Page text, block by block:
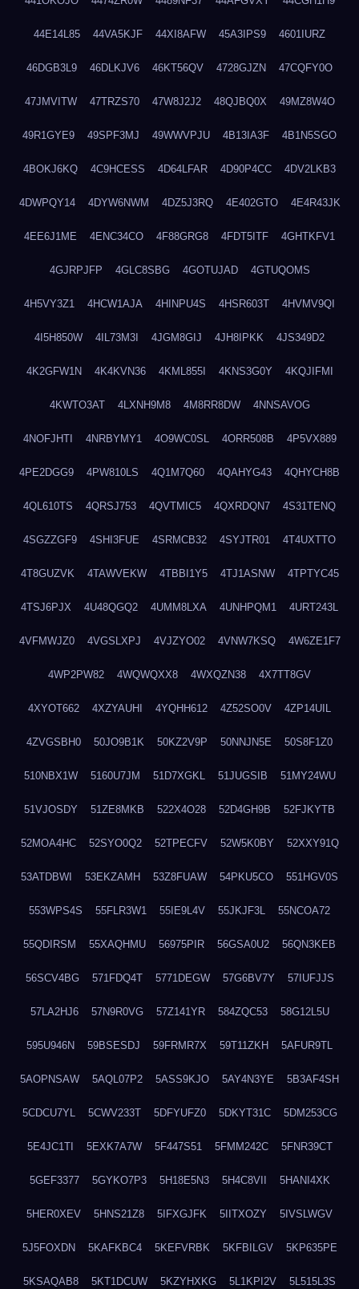
44E14L85 44VA5KJF 44XI8AFW 45A3IPS9 4601IURZ
46DGB3L9 46DLKJV6 46KT56QV 4728GJZN 47CQFY0O
47JMVITW 47TRZS70 47W8J2J2 48QJBQ0X 49MZ8W4O
49R1GYE9 49SPF3MJ 49WWVPJU 4B13IA3F 4B1N5SGO
4BOKJ6KQ 4C9HCESS 4D64LFAR 4D90P4CC 4DV2LKB3
4DWPQY14 4DYW6NWM 4DZ5J3RQ 4E402GTO 4E4R43JK
4EE6J1ME 4ENC34CO 4F88GRG8 4FDT5ITF 4GHTKFV1
4GJRPJFP 4GLC8SBG 4GOTUJAD 4GTUQOMS
4H5VY3Z1 4HCW1AJA 4HINPU4S 4HSR603T 4HVMV9QI
4I5H850W 4IL73M3I 4JGM8GIJ 4JH8IPKK 4JS349D2
4K2GFW1N 4K4KVN36 4KML855I 4KNS3G0Y 4KQJIFMI
4KWTO3AT 4LXNH9M8 4M8RR8DW 4NNSAVOG
4NOFJHTI 4NRBYMY1 4O9WC0SL 4ORR508B 4P5VX889
4PE2DGG9 4PW810LS 4Q1M7Q60 4QAHYG43 4QHYCH8B
4QL610TS 4QRSJ753 4QVTMIC5 4QXRDQN7 4S31TENQ
4SGZZGF9 4SHI3FUE 4SRMCB32 4SYJTR01 4T4UXTTO
4T8GUZVK 4TAWVEKW 4TBBI1Y5 4TJ1ASNW 4TPTYC45
4TSJ6PJX 4U48QGQ2 4UMM8LXA 4UNHPQM1 4URT243L
4VFMWJZ0 4VGSLXPJ 4VJZYO02 4VNW7KSQ 4W6ZE1F7
4WP2PW82 4WQWQXX8 4WXQZN38 4X7TT8GV
4XYOT662 4XZYAUHI 4YQHH612 4Z52SO0V 4ZP14UIL
4ZVGSBH0 50JO9B1K 50KZ2V9P 50NNJN5E 50S8F1Z0
510NBX1W 5160U7JM 51D7XGKL 51JUGSIB 51MY24WU
51VJOSDY 51ZE8MKB 522X4O28 52D4GH9B 52FJKYTB
52MOA4HC 52SYO0Q2 52TPECFV 52W5K0BY 52XXY91Q
53ATDBWI 53EKZAMH 53Z8FUAW 54PKU5CO 551HGV0S
553WPS4S 55FLR3W1 55IE9L4V 55JKJF3L 55NCOA72
55QDIRSM 55XAQHMU 56975PIR 56GSA0U2 56QN3KEB
56SCV4BG 571FDQ4T 5771DEGW 57G6BV7Y 57IUFJJS
57LA2HJ6 57N9R0VG 57Z141YR 584ZQC53 58G12L5U
595U946N 59BSESDJ 59FRMR7X 59T11ZKH 5AFUR9TL
5AOPNSAW 5AQL07P2 5ASS9KJO 5AY4N3YE 5B3AF4SH
5CDCU7YL 5CWV233T 5DFYUFZ0 5DKYT31C 5DM253CG
5E4JC1TI 5EXK7A7W 5F447S51 5FMM242C 5FNR39CT
5GEF3377 5GYKO7P3 5H18E5N3 5H4C8VII 5HANI4XK
5HER0XEV 5HNS21Z8 5IFXGJFK 5IITXOZY 5IVSLWGV
5J5FOXDN 5KAFKBC4 5KEFVRBK 5KFBILGV 5KP635PE
5KSAQAB8 5KT1DCUW 5KZYHXKG 5L1KPI2V 5L515L3S